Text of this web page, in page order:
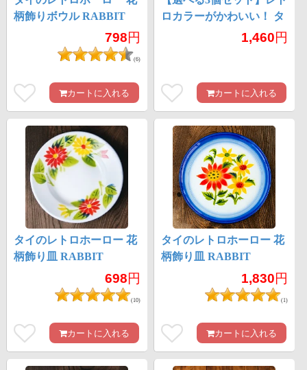
柄飾りボウル RABBIT
BRAND〔約18.5cm×約
798円
(6)
カートに入れる
ロカラーがかわいい！ タ
イのホーローれんげ 琺瑯
1,460円
カートに入れる
タイのレトロホーロー 花
柄飾り皿 RABBIT
BRAND〔約18cm×約
698円
(10)
カートに入れる
タイのレトロホーロー 花
柄飾り皿 RABBIT
BRAND〔約25.5cm×約
1,830円
(1)
カートに入れる